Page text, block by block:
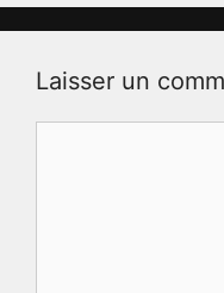
Laisser un